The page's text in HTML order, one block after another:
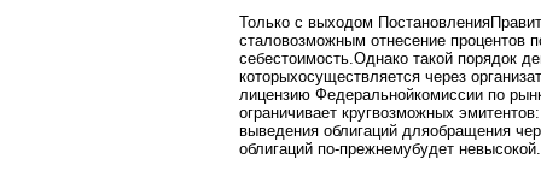
Только с выходом
сталовозможным отнесение процентов
себестоимость.Однако такой порядок
которыхосуществляется через
лицензию Федеральнойкомиссии по
ограничивает кругвозможных
выведения облигаций дляобращения
облигаций по-прежнемубудет невысокой.